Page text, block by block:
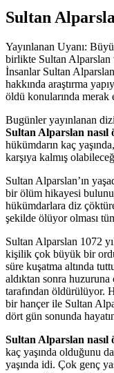
Sultan
Yayınlanan Uyanı:
birlikte Sultan Alparslan
İnsanlar Sultan
hakkında araştırma
öldü konularında
Bugünler yayınlanan
Sultan Alparslan nasıl
hükümdarın kaç
karşıya kalmış
Sultan Alparslan’ın
bir ölüm hikayesi
hükümdarlara diz
şekilde ölüyor olması
Sultan Alparslan 1072
kişilik çok büyük bir
süre kuşatma altında
aldıktan sonra
tarafından öldürülüyor.
bir hançer ile Sultan
dört gün sonunda
Sultan Alparslan nasıl
kaç yaşında olduğunu
yaşında idi. Çok genç